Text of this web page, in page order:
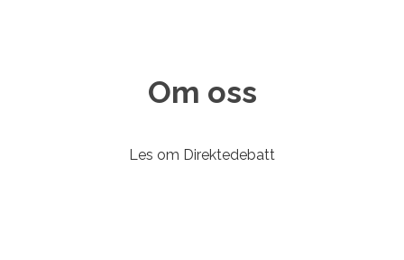
Om oss
Les om Direktedebatt